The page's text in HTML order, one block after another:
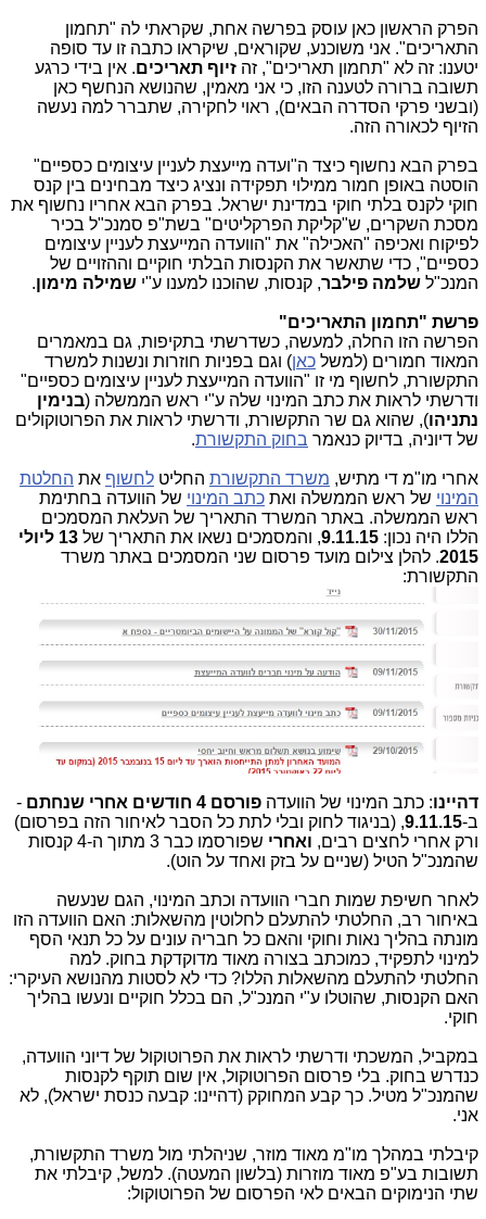
הפרק הראשון כאן עוסק בפרשה אחת, שקראתי לה "תחמון
התאריכים". אני משוכנע, שקוראים, שיקראו כתבה זו עד סופה
יטענו: זה לא "תחמון תאריכים", זה זיוף תאריכים. אין בידי כרגע
תשובה ברורה לטענה הזו, כי אני מאמין, שהנושא הנחשף כאן
(ובשני פרקי הסדרה הבאים), ראוי לחקירה, שתברר למה נעשה
הזיוף לכאורה הזה.
בפרק הבא נחשוף כיצד ה"ועדה מייעצת לעניין עיצומים כספיים"
הוסטה באופן חמור ממילוי תפקידה ונציג כיצד מבחינים בין קנס
חוקי לקנס בלתי חוקי במדינת ישראל. בפרק הבא אחריו נחשוף את
מסכת השקרים, ש"קליקת הפרקליטים" בשת"פ סמנכ"ל בכיר
לפיקוח ואכיפה "האכילה" את "הוועדה המייעצת לעניין עיצומים
כספיים", כדי שתאשר את הקנסות הבלתי חוקיים וההזויים של
המנכ"ל שלמה פילבר, קנסות, שהוכנו למענו ע"י שמילה מימון.
פרשת "תחמון התאריכים"
הפרשה הזו החלה, למעשה, כשדרשתי בתקיפות, גם במאמרים
המאוד חמורים (למשל כאן) וגם בפניות חוזרות ונשנות למשרד
התקשורת, לחשוף מי זו "הוועדה המייעצת לעניין עיצומים כספיים"
ודרשתי לראות את כתב המינוי שלה ע"י ראש הממשלה (בנימין
נתניהו), שהוא גם שר התקשורת, ודרשתי לראות את הפרוטוקולים
של דיוניה, בדיוק כנאמר בחוק התקשורת.
אחרי מו"מ די מתיש, משרד התקשורת החליט לחשוף את החלטת
המינוי של ראש הממשלה ואת כתב המינוי של הוועדה בחתימת
ראש הממשלה. באתר המשרד התאריך של העלאת המסמכים
הללו היה נכון: 9.11.15, והמסמכים נשאו את התאריך של
13 ליולי
2015. להלן צילום מועד פרסום שני המסמכים באתר משרד
התקשורת:
דהיינו: כתב המינוי של הוועדה פורסם 4 חודשים אחרי שנחתם
-
ב-9.11.15, (בניגוד לחוק ובלי לתת כל הסבר לאיחור הזה בפרסום)
ורק אחרי לחצים רבים, ואחרי
שפורסמו כבר 3 מתוך ה-4 קנסות
שהמנכ"ל הטיל (שניים על בזק ואחד על הוט).
לאחר חשיפת שמות חברי הוועדה וכתב המינוי, הגם שנעשה
באיחור רב, החלטתי להתעלם לחלוטין מהשאלות: האם הוועדה הזו
מונתה בהליך נאות וחוקי והאם כל חבריה עונים על כל תנאי הסף
למינוי לתפקיד, כמוכתב בצורה מאוד מדוקדקת בחוק. למה
החלטתי להתעלם מהשאלות הללו? כדי לא לסטות מהנושא העיקרי:
האם הקנסות, שהוטלו ע"י המנכ"ל, הם בכלל חוקיים ונעשו בהליך
חוקי.
במקביל, המשכתי ודרשתי לראות את הפרוטוקול של דיוני הוועדה,
כנדרש בחוק. בלי פרסום הפרוטוקול, אין שום תוקף לקנסות
שהמנכ"ל מטיל. כך קבע המחוקק (דהיינו: קבעה כנסת ישראל), לא
אני.
קיבלתי במהלך מו"מ מאוד מוזר, שניהלתי מול משרד התקשורת,
תשובות בע"פ מאוד מוזרות (בלשון המעטה). למשל, קיבלתי את
שתי הנימוקים הבאים לאי הפרסום של הפרוטוקול: